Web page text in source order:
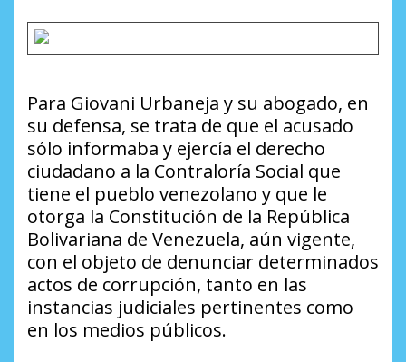
Para Giovani Urbaneja y su abogado, en
su defensa, se trata de que el acusado
sólo informaba y ejercía el derecho
ciudadano a la Contraloría Social que
tiene el pueblo venezolano y que le
otorga la Constitución de la República
Bolivariana de Venezuela, aún vigente,
con el objeto de denunciar determinados
actos de corrupción, tanto en las
instancias judiciales pertinentes como
en los medios públicos.